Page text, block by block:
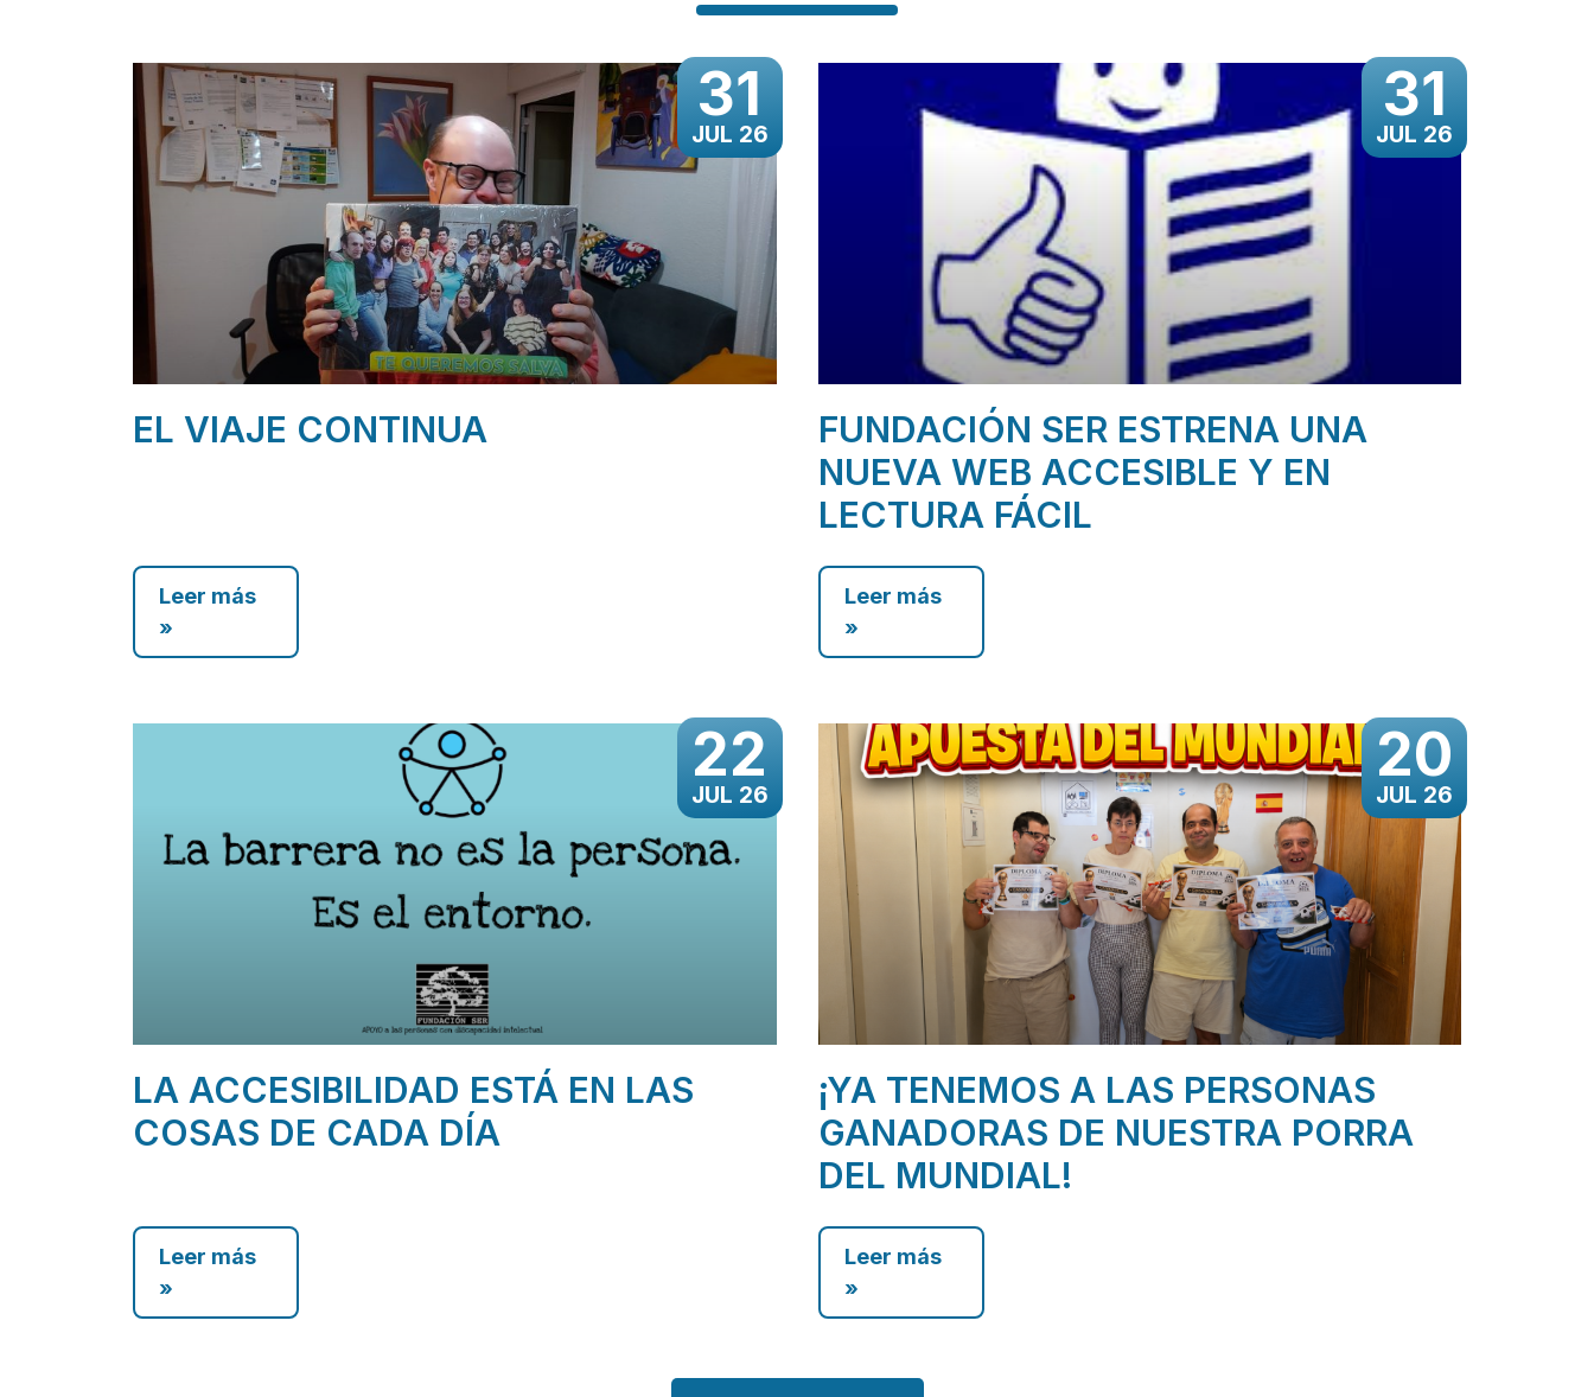
31
JUL 26
EL VIAJE CONTINUA
Leer más
»
31
JUL 26
FUNDACIÓN SER ESTRENA UNA
NUEVA WEB ACCESIBLE Y EN
LECTURA FÁCIL
Leer más
»
22
JUL 26
LA ACCESIBILIDAD ESTÁ EN LAS
COSAS DE CADA DÍA
Leer más
»
20
JUL 26
¡YA TENEMOS A LAS PERSONAS
GANADORAS DE NUESTRA PORRA
DEL MUNDIAL!
Leer más
»